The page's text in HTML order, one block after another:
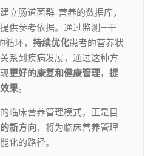
立肠道菌群-营养的数据库，
供参考依据。通过监测—干
环， 持续优化患者的营养状
系到疾病发展，通过这种方
更好的康复和健康管理， 提
果。
临床营养管理模式，正是目
新方向，将为临床营养管理
化的路径。